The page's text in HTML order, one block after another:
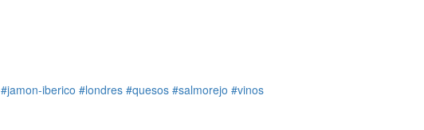
#jamon-iberico #londres #quesos #salmorejo #vinos